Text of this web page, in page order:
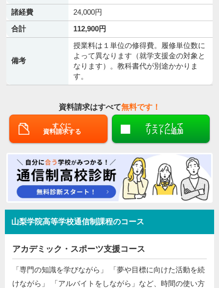
諸経費
24,000円
合計
112,900円
備考
授業料は１単位の修得費。履修単位数に
よって異なります（就学支援金の対象と
なります）。教科書代が別途かかりま
す。
資料請求はすべて無料です！
すぐに
資料請求する
チェックして
リストに追加
山梨学院高等学校通信制課程のコース
アカデミック・スポーツ支援コース
「専門の知識を学びながら」 「夢や目標に向けた活動を続
けながら」 「アルバイトをしながら」など、時間の使い方